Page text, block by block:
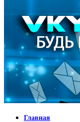
Главная